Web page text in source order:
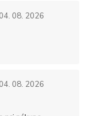
08. 2026
08. 2026